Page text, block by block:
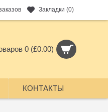
Закладки (0)
0 (£0.00)
КОНТАКТЫ